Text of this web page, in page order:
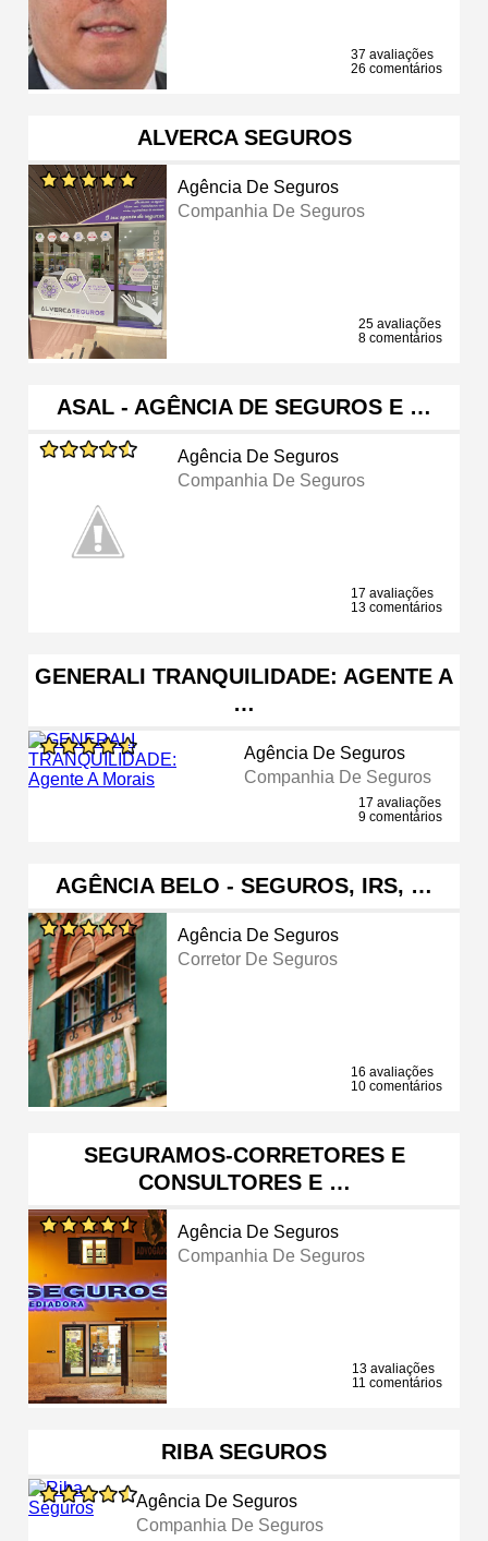
37 avaliações
26 comentários
ALVERCA SEGUROS
Agência De Seguros
Companhia De Seguros
25 avaliações
8 comentários
ASAL - AGÊNCIA DE SEGUROS E …
Agência De Seguros
Companhia De Seguros
17 avaliações
13 comentários
GENERALI TRANQUILIDADE: AGENTE A
…
Agência De Seguros
Companhia De Seguros
17 avaliações
9 comentários
AGÊNCIA BELO - SEGUROS, IRS, …
Agência De Seguros
Corretor De Seguros
16 avaliações
10 comentários
SEGURAMOS-CORRETORES E
CONSULTORES E …
Agência De Seguros
Companhia De Seguros
13 avaliações
11 comentários
RIBA SEGUROS
Agência De Seguros
Companhia De Seguros